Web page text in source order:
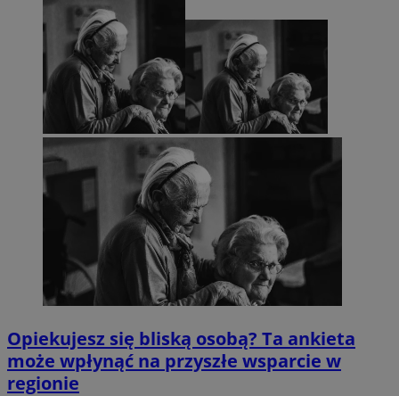
Opiekujesz się bliską osobą? Ta ankieta
może wpłynąć na przyszłe wsparcie w
regionie